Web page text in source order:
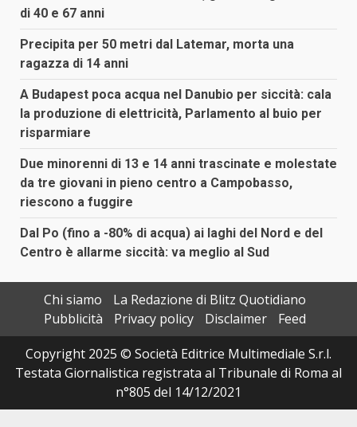
di 40 e 67 anni
Precipita per 50 metri dal Latemar, morta una
ragazza di 14 anni
A Budapest poca acqua nel Danubio per siccità: cala
la produzione di elettricità, Parlamento al buio per
risparmiare
Due minorenni di 13 e 14 anni trascinate e molestate
da tre giovani in pieno centro a Campobasso,
riescono a fuggire
Dal Po (fino a -80% di acqua) ai laghi del Nord e del
Centro è allarme siccità: va meglio al Sud
Chi siamo
La Redazione di Blitz Quotidiano
Pubblicità
Privacy policy Disclaimer
Feed
Copyright 2025 © Società Editrice Multimediale S.r.l.
Testata Giornalistica registrata al Tribunale di Roma al
n°805 del 14/12/2021